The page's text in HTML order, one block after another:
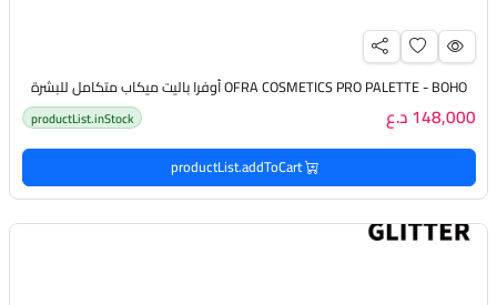
OFRA COSMETICS PRO PALETTE - BOHO أوفرا باليت ميكاب متكامل للبشرة
148,000 د.ع productList.inStock
productList.addToCart